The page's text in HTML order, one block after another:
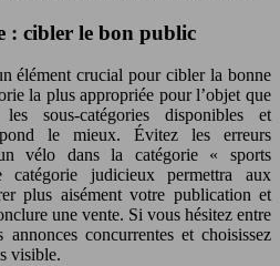
: cibler le bon public
élément crucial pour cibler la bonne
la plus appropriée pour l’objet que
sous-catégories disponibles et
le mieux. Évitez les erreurs
vélo dans la catégorie « sports
judicieux permettra aux
plus aisément votre publication et
une vente. Si vous hésitez entre
concurrentes et choisissez
visible.